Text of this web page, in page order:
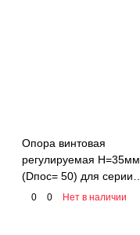
Опора винтовая
регулируемая H=35мм
(Dпос= 50) для серии
подъемников N4120,
0 0 Нет в наличии